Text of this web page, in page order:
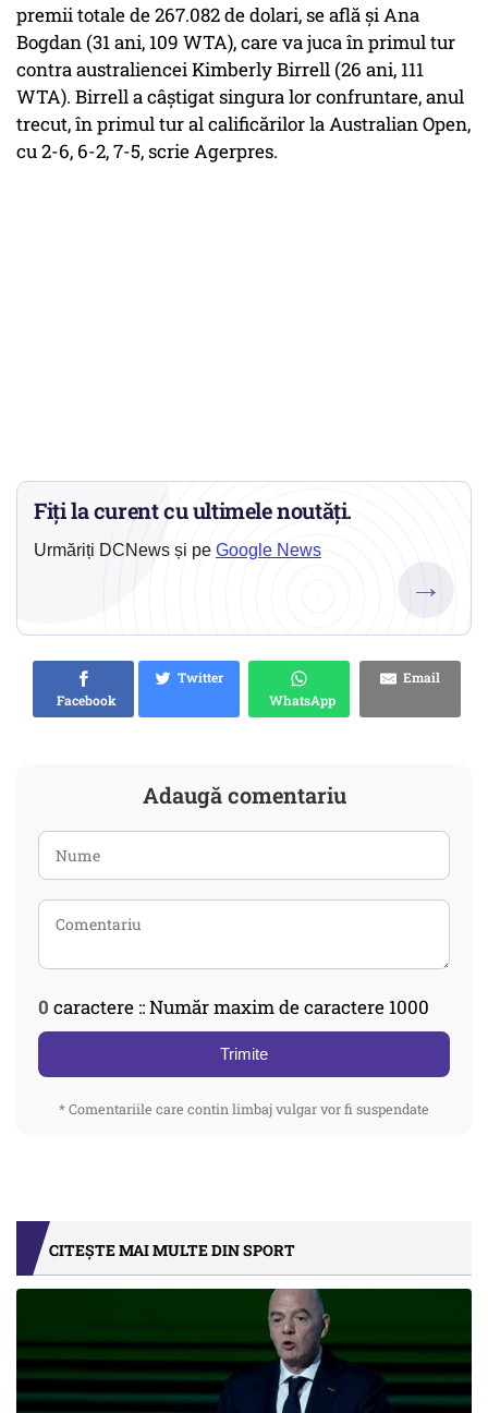
premii totale de 267.082 de dolari, se află și Ana
Bogdan (31 ani, 109 WTA), care va juca în primul tur
contra australiencei Kimberly Birrell (26 ani, 111
WTA). Birrell a câștigat singura lor confruntare, anul
trecut, în primul tur al calificărilor la Australian Open,
cu 2-6, 6-2, 7-5, scrie Agerpres.
Fiți la curent cu ultimele noutăți.
Urmăriți DCNews și pe Google News
→
Facebook
Twitter
WhatsApp
Email
Adaugă comentariu
0 caractere :: Număr maxim de caractere 1000
Trimite
* Comentariile care contin limbaj vulgar vor fi suspendate
CITEȘTE MAI MULTE DIN SPORT